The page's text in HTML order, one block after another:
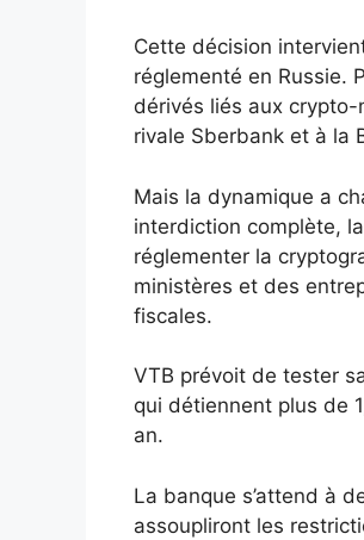
Cette décision
réglementé en Russie.
dérivés liés aux
rivale Sberbank et à la
Mais la dynamique a
interdiction complète,
réglementer la
ministères et des
fiscales.
VTB prévoit de tester
qui détiennent plus de
an.
La banque s’attend à
assoupliront les